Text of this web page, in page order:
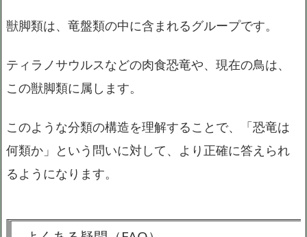
獣脚類は、竜盤類の中に含まれるグループです。
ティラノサウルスなどの肉食恐竜や、現在の鳥は、
この獣脚類に属します。
このような分類の構造を理解することで、「恐竜は
何類か」という問いに対して、より正確に答えられ
るようになります。